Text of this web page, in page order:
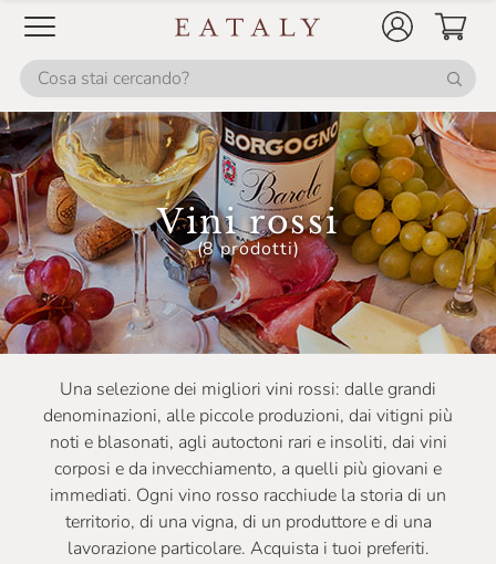
Vini rossi
(8 prodotti)
Una selezione dei migliori vini rossi: dalle grandi
denominazioni, alle piccole produzioni, dai vitigni più
noti e blasonati, agli autoctoni rari e insoliti, dai vini
corposi e da invecchiamento, a quelli più giovani e
immediati. Ogni vino rosso racchiude la storia di un
territorio, di una vigna, di un produttore e di una
lavorazione particolare. Acquista i tuoi preferiti.